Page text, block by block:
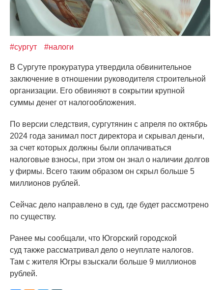
#сургут #налоги
В Сургуте прокуратура утвердила обвинительное
заключение в отношении руководителя строительной
организации. Его обвиняют в сокрытии крупной
суммы денег от налогообложения.
По версии следствия, сургутянин с апреля по октябрь
2024 года занимал пост директора и скрывал деньги,
за счет которых должны были оплачиваться
налоговые взносы, при этом он знал о наличии долгов
у фирмы. Всего таким образом он скрыл больше 5
миллионов рублей.
Сейчас дело направлено в суд, где будет рассмотрено
по существу.
Ранее мы сообщали, что Югорский городской
суд также рассматривал дело о неуплате налогов.
Там с жителя Югры взыскали больше 9 миллионов
рублей.